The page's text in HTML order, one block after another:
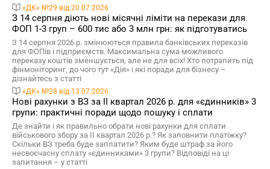
«ДК» №29 від 20.07.2026
З 14 серпня діють нові місячні ліміти на перекази для
ФОП 1-3 груп – 600 тис або 3 млн грн: як підготуватись
З 14 серпня 2026 р. змінюються правила банківських переказів
для ФОПів і підприємств. Максимальна сума можливого
переказу коштів зменшується, але не для всіх! Хто потрапить під
фінмоніторинг, до чого тут «Дія» і які поради для бізнесу –
дізнайтесь з статті
«ДК» №28 від 13.07.2026
Нові рахунки з ВЗ за ІІ квартал 2026 р. для «єдинників» 3
групи: практичні поради щодо пошуку і сплати
Де знайти і як правильно обрати нові рахунки для сплати
військового збору за ІІ квартал 2026 р.? Як заповнити платіжку?
Скільки ВЗ треба буде заплатити? Яким буде штраф за його
несвоєчасну сплату «єдинниками» 3 групи? Відповіді на ці
запитання – у статті